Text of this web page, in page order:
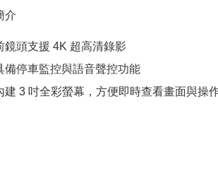
介
鏡頭支援 4K 超高清錄影
備停車監控與語音聲控功能